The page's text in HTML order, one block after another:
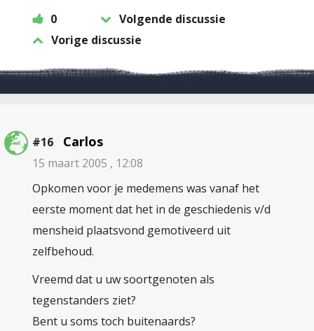
0
Volgende discussie
Vorige discussie
#16 Carlos
15 maart 2005 , 12:08
Opkomen voor je medemens was vanaf het
eerste moment dat het in de geschiedenis v/d
mensheid plaatsvond gemotiveerd uit
zelfbehoud.
Vreemd dat u uw soortgenoten als
tegenstanders ziet?
Bent u soms toch buitenaards?